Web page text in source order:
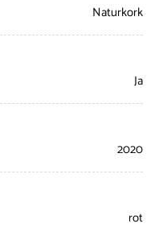
Naturkork
Ja
2020
rot